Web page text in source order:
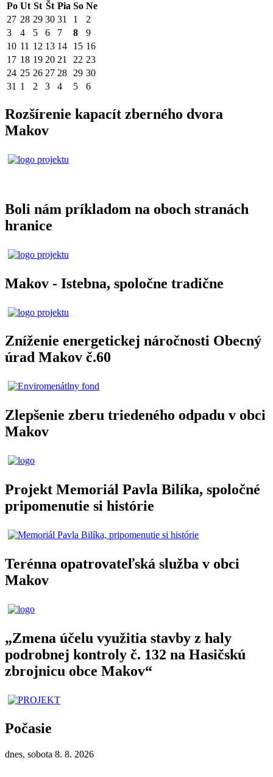
Po Ut St Št Pia So Ne
27 28 29 30 31 1
2
3
4 5 6 7 8
9
10 11 12 13 14 15 16
17 18 19 20 21 22 23
24 25 26 27 28 29 30
31 1 2 3 4 5 6
Rozšírenie kapacít zberného dvora
Makov
Boli nám príkladom na oboch stranách
hranice
Makov - Istebna, spoločne tradične
Zníženie energetickej náročnosti Obecný
úrad Makov č.60
Zlepšenie zberu triedeného odpadu v obci
Makov
Projekt Memoriál Pavla Bilíka, spoločné
pripomenutie si histórie
Terénna opatrovateľská služba v obci
Makov
„Zmena účelu využitia stavby z haly
podrobnej kontroly č. 132 na Hasičskú
zbrojnicu obce Makov“
Počasie
dnes, sobota 8. 8. 2026